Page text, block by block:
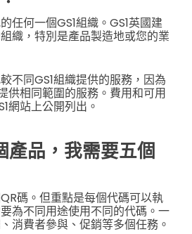
任何一個GS1組織。GS1英國建
織，特別是產品製造地或您的業
不同GS1組織提供的服務，因為
供相同範圍的服務。費用和可用
網站上公開列出。
產品，我需要五個
碼。但重點是每個代碼可以執
為不同用途使用不同的代碼。一
消費者參與、促銷等多個任務。